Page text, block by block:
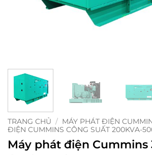
TRANG CHỦ / MÁY PHÁT ĐIỆN
ĐIỆN CUMMINS CÔNG SUẤT 200KVA-
Máy phát điện Cummins